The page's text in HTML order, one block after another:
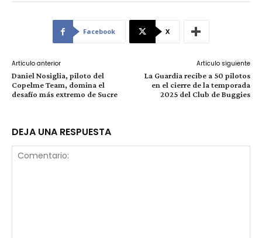
Facebook X
Artículo anterior
Daniel Nosiglia, piloto del
Copelme Team, domina el
desafío más extremo de Sucre
Artículo siguiente
La Guardia recibe a 50 pilotos
en el cierre de la temporada
2025 del Club de Buggies
DEJA UNA RESPUESTA